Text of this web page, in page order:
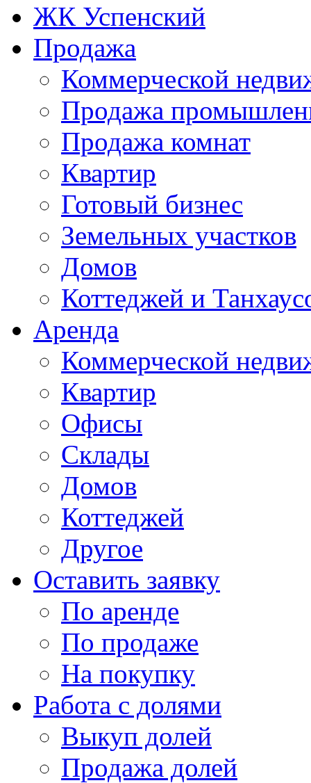
ЖК Успенский
Продажа
Коммерческой
Продажа
Продажа комнат
Квартир
Готовый бизнес
Земельных участков
Домов
Коттеджей и
Аренда
Коммерческой
Квартир
Офисы
Склады
Домов
Коттеджей
Другое
Оставить заявку
По аренде
По продаже
На покупку
Работа с долями
Выкуп долей
Продажа долей